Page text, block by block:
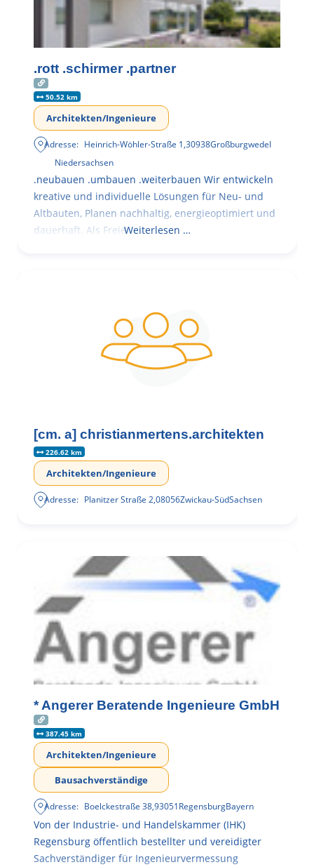
.rott .schirmer .partner
50.52 km
Architekten/Ingenieure
Adresse: Heinrich-Wöhler-Straße 1,30938Großburgwedel
Niedersachsen
.neubauen .umbauen .weiterbauen Wir entwickeln
kreative und individuelle Lösungen für Neu- und
Altbauten, Planen nachhaltig, energieoptimiert und
dauerhaft. Als FreieWeiterlesen …
[cm. a] christianmertens.architekten
226.62 km
Architekten/Ingenieure
Adresse: Planitzer Straße 2,08056Zwickau-SüdSachsen
* Angerer Beratende Ingenieure GmbH
387.45 km
Architekten/Ingenieure
Bausachverständige
Adresse: Boelckestraße 38,93051RegensburgBayern
Von der Industrie- und Handelskammer (IHK)
Regensburg öffentlich bestellter und vereidigter
Sachverständiger für Ingenieurvermessung